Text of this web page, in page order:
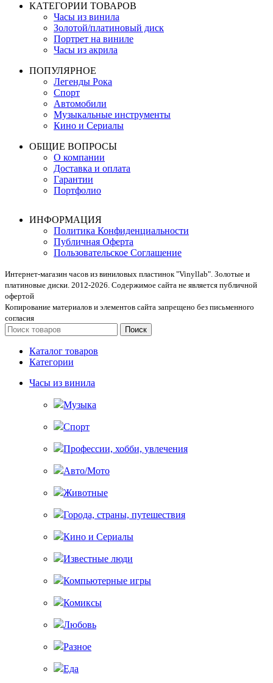
КАТЕГОРИИ ТОВАРОВ
Часы из винила
Золотой/платиновый диск
Портрет на виниле
Часы из акрила
ПОПУЛЯРНОЕ
Легенды Рока
Спорт
Автомобили
Музыкальные инструменты
Кино и Сериалы
ОБЩИЕ ВОПРОСЫ
О компании
Доставка и оплата
Гарантии
Портфолио
ИНФОРМАЦИЯ
Политика Конфиденциальности
Публичная Оферта
Пользовательское Соглашение
Интернет-магазин часов из виниловых пластинок "Vinyllab". Золотые и
платиновые диски. 2012-2026. Содержимое сайта не является публичной
офертой
Копирование материалов и элементов сайта запрещено без письменного
согласия
Поиск
Каталог товаров
Категории
Часы из винила
Музыка
Спорт
Профессии, хобби, увлечения
Авто/Мото
Животные
Города, страны, путешествия
Кино и Сериалы
Известные люди
Компьютерные игры
Комиксы
Любовь
Разное
Еда